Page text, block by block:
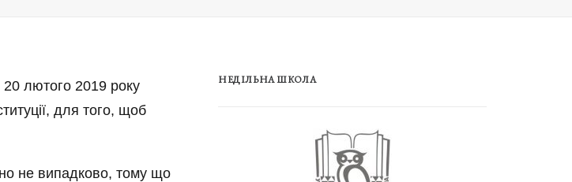
лютого 2019 року
для того, щоб
не випадково, тому що
НЕДІЛЬНА ШКОЛА